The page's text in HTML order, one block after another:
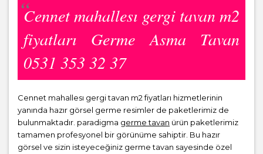
Cennet mahallesı gergi tavan m2
fiyatları Germe Asma Tavan
0531 353 32 37
Cennet mahallesı gergi tavan m2 fiyatları hizmetlerinin
yanında hazır görsel germe resimler de paketlerimiz de
bulunmaktadır. paradigma germe tavan ürün paketlerimiz
tamamen profesyonel bir görünüme sahiptir. Bu hazır
görsel ve sizin isteyeceğiniz germe tavan sayesinde özel